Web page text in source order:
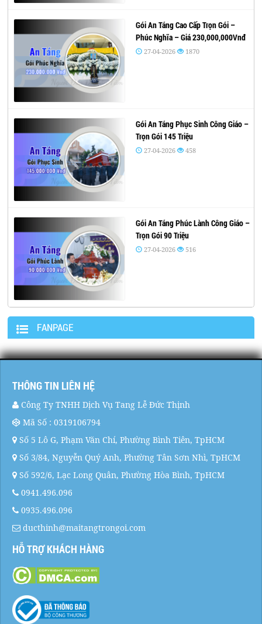
Gói An Táng Cao Cấp Trọn Gói –
Phúc Nghĩa – Giá 230,000,000Vnđ
27-04-2026 1870
Gói An Táng Phục Sinh Công Giáo –
Trọn Gói 145 Triệu
27-04-2026 458
Gói An Táng Phúc Lành Công Giáo –
Trọn Gói 90 Triệu
27-04-2026 516
FANPAGE
THÔNG TIN LIÊN HỆ
Công Ty TNHH Dịch Vụ Tang Lễ Đức Thịnh
Mã Số : 0319106794
Số 5 Lô G, Phạm Văn Chí, Phường Bình Tiên, TpHCM
Số 3/84, Nguyễn Quý Anh, Phường Tân Sơn Nhì, TpHCM
Số 592/6, Lạc Long Quân, Phường Hòa Bình, TpHCM
0941.496.096
0935.496.096
ducthinh@maitangtrongoi.com
HỖ TRỢ KHÁCH HÀNG